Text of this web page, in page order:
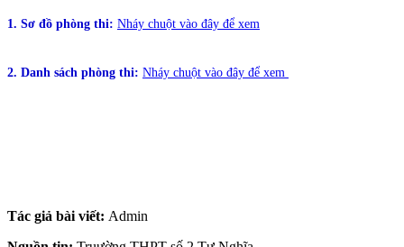
1. Sơ đồ phòng thi: Nháy chuột vào đây để xem
2. Danh sách phòng thi: Nháy chuột vào đây để xem
Tác giả bài viết: Admin